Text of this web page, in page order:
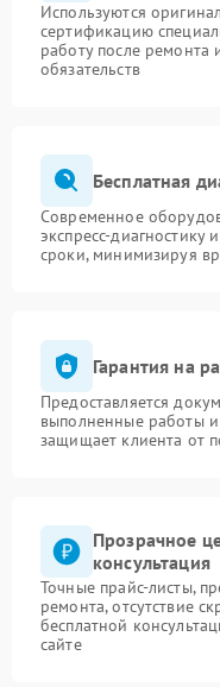
Используются
сертификацию
работу после ремонта
обязательств
Бесплатная
Современное
экспресс-диагностику
сроки, минимизируя
Гарантия на
Предоставляется
выполненные работы и
защищает клиента от
Прозрачное
консультация
Точные прайс-листы,
ремонта, отсутствие
бесплатной
сайте